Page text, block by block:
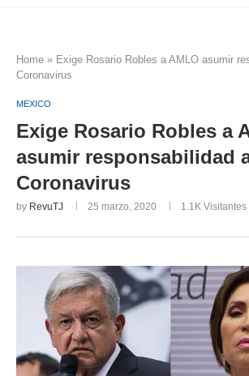
Home » Exige Rosario Robles a AMLO asumir
Coronavirus
MEXICO
Exige Rosario Robles a
asumir responsabilidad
Coronavirus
by RevuTJ 25 marzo, 2020 1.1K Visitantes